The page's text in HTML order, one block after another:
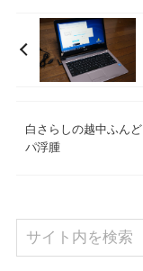
白さらしの越中ふん
パ浮腫